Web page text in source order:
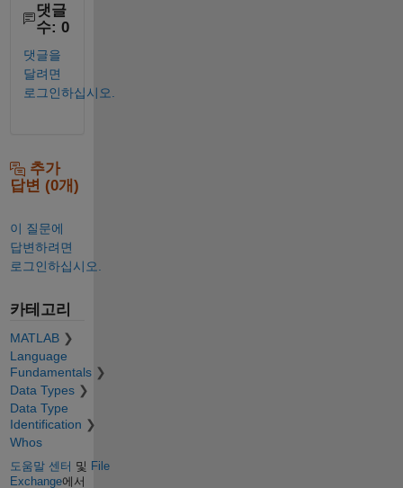
댓글
수: 0
댓글을
달려면
로그인하십시오.
추가
답변 (0개)
이 질문에
답변하려면
로그인하십시오.
카테고리
MATLAB
Language
Fundamentals
Data Types
Data Type
Identification
Whos
도움말 센터 및 File
Exchange에서